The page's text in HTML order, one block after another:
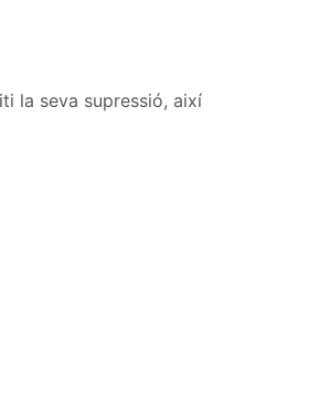
la seva supressió, així